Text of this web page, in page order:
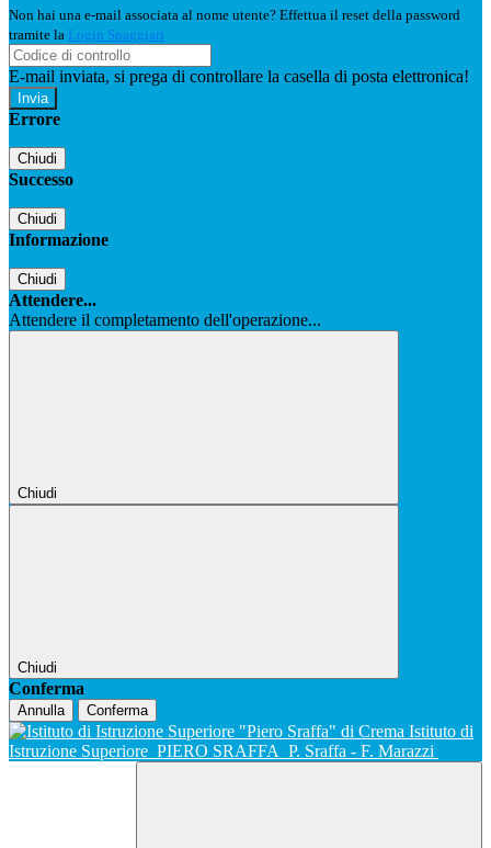
Non hai una e-mail associata al nome utente? Effettua il reset della password
tramite la Login Spaggiari
E-mail inviata, si prega di controllare la casella di posta elettronica!
Errore
Chiudi
Successo
Chiudi
Informazione
Chiudi
Attendere...
Attendere il completamento dell'operazione...
Chiudi
Chiudi
Conferma
Annulla Conferma
Istituto di
Istruzione Superiore PIERO SRAFFA P. Sraffa - F. Marazzi